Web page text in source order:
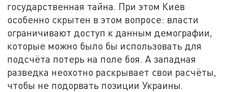
государственная тайна. При этом Киев
особенно скрытен в этом вопросе: власти
ограничивают доступ к данным демографии,
которые можно было бы использовать для
подсчёта потерь на поле боя. А западная
разведка неохотно раскрывает свои расчёты,
чтобы не подорвать позиции Украины.